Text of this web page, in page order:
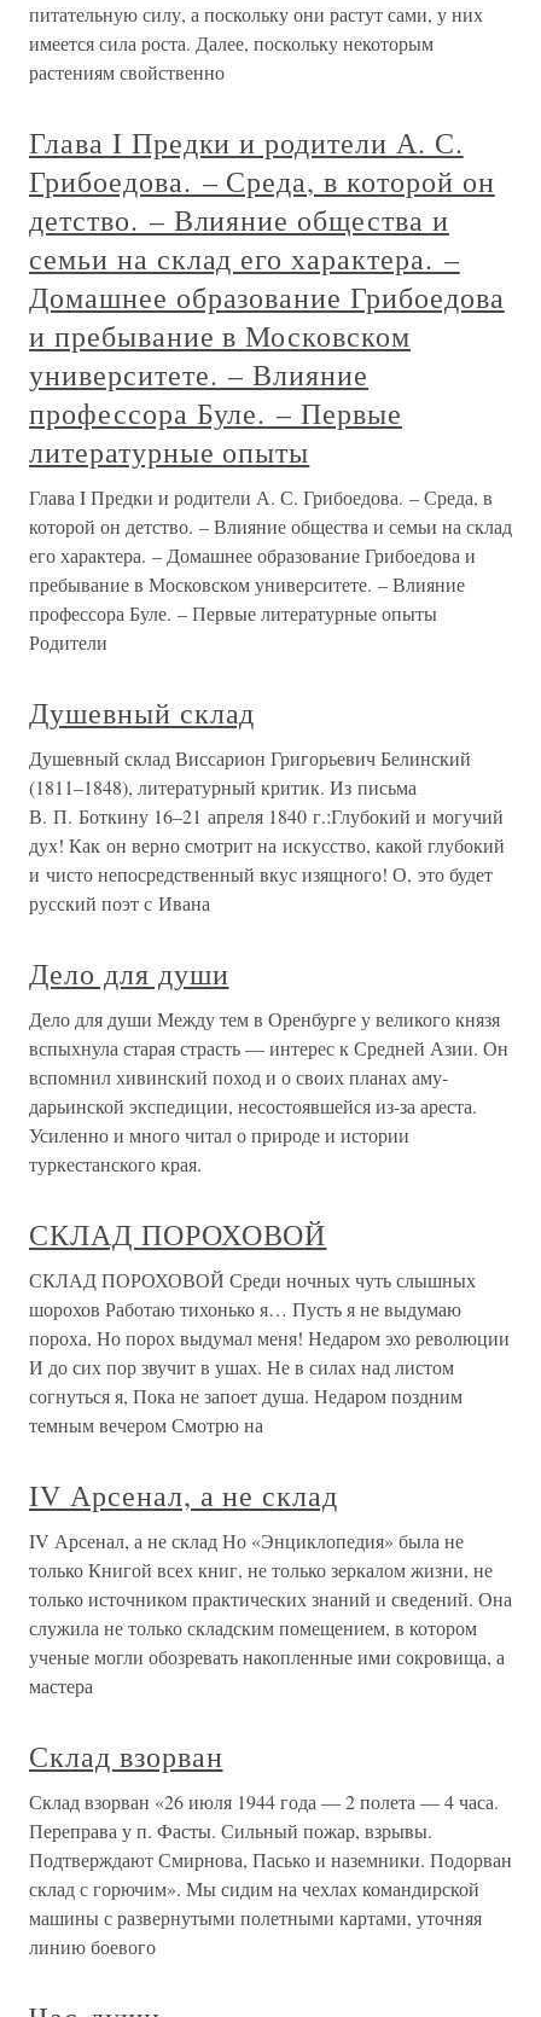
питательную силу, а поскольку они растут сами, у них
имеется сила роста. Далее, поскольку некоторым
растениям свойственно
Глава I Предки и родители А. С.
Грибоедова. – Среда, в которой он
детство. – Влияние общества и
семьи на склад его характера. –
Домашнее образование Грибоедова
и пребывание в Московском
университете. – Влияние
профессора Буле. – Первые
литературные опыты
Глава I Предки и родители А. С. Грибоедова. – Среда, в
которой он детство. – Влияние общества и семьи на склад
его характера. – Домашнее образование Грибоедова и
пребывание в Московском университете. – Влияние
профессора Буле. – Первые литературные опыты
Родители
Душевный склад
Душевный склад Виссарион Григорьевич Белинский
(1811–1848), литературный критик. Из письма
В. П. Боткину 16–21 апреля 1840 г.:Глубокий и могучий
дух! Как он верно смотрит на искусство, какой глубокий
и чисто непосредственный вкус изящного! О, это будет
русский поэт с Ивана
Дело для души
Дело для души Между тем в Оренбурге у великого князя
вспыхнула старая страсть — интерес к Средней Азии. Он
вспомнил хивинский поход и о своих планах аму-
дарьинской экспедиции, несостоявшейся из-за ареста.
Усиленно и много читал о природе и истории
туркестанского края.
СКЛАД ПОРОХОВОЙ
СКЛАД ПОРОХОВОЙ Среди ночных чуть слышных
шорохов Работаю тихонько я… Пусть я не выдумаю
пороха, Но порох выдумал меня! Недаром эхо революции
И до сих пор звучит в ушах. Не в силах над листом
согнуться я, Пока не запоет душа. Недаром поздним
темным вечером Смотрю на
IV Арсенал, а не склад
IV Арсенал, а не склад Но «Энциклопедия» была не
только Книгой всех книг, не только зеркалом жизни, не
только источником практических знаний и сведений. Она
служила не только складским помещением, в котором
ученые могли обозревать накопленные ими сокровища, а
мастера
Склад взорван
Склад взорван «26 июля 1944 года — 2 полета — 4 часа.
Переправа у п. Фасты. Сильный пожар, взрывы.
Подтверждают Смирнова, Пасько и наземники. Подорван
склад с горючим». Мы сидим на чехлах командирской
машины с развернутыми полетными картами, уточняя
линию боевого